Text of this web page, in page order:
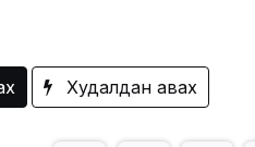
Худалдан авах